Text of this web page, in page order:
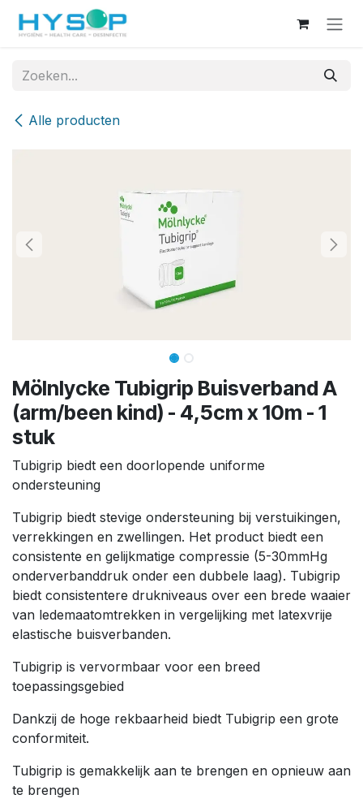
Overslaan naar inhoud
Alle producten
Mölnlycke Tubigrip Buisverband A
(arm/been kind) - 4,5cm x 10m - 1
stuk
Tubigrip biedt een doorlopende uniforme
ondersteuning
Tubigrip biedt stevige ondersteuning bij verstuikingen,
verrekkingen en zwellingen. Het product biedt een
consistente en gelijkmatige compressie (5-30mmHg
onderverbanddruk onder een dubbele laag). Tubigrip
biedt consistentere drukniveaus over een brede waaier
van ledemaatomtrekken in vergelijking met latexvrije
elastische buisverbanden.
Tubigrip is vervormbaar voor een breed
toepassingsgebied
Dankzij de hoge rekbaarheid biedt Tubigrip een grote
conformiteit.
Tubigrip is gemakkelijk aan te brengen en opnieuw aan
te brengen